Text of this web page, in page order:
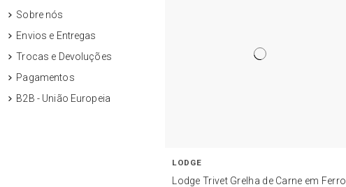
LODGE
Lodge Trivet Grelha de Carne em Ferro
Sobre nós
Envios e Entregas
Trocas e Devoluções
Pagamentos
B2B - União Europeia